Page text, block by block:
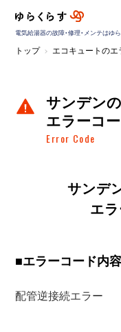
電気給湯器の故障・修理・メンテはゆ
トップ エコキュートの
サンデン
エラーコ
Error Code
サンデ
エ
■エラーコード内容
配管逆接続エラー